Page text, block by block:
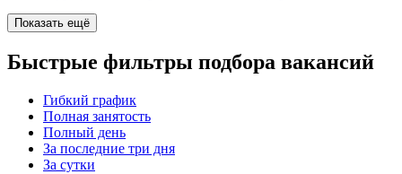
Показать ещё
Быстрые фильтры подбора вакансий
Гибкий график
Полная занятость
Полный день
За последние три дня
За сутки